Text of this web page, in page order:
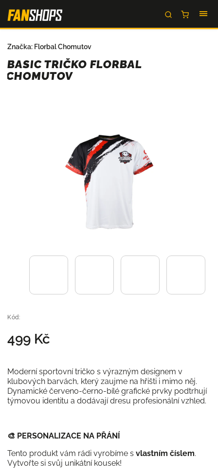
BASIC TRIČKO FLORBAL
CHOMUTOV
Kód:
499 Kč
Moderní sportovní tričko s výrazným designem v
klubových barvách, který zaujme na hřišti i mimo něj.
Dynamické červeno-černo-bílé grafické prvky podtrhují
týmovou identitu a dodávají dresu profesionální vzhled.
🎨 PERSONALIZACE NA PŘÁNÍ
Tento produkt vám rádi vyrobíme s vlastním číslem.
Vytvořte si svůj unikátní kousek!
Značka: Florbal Chomutov